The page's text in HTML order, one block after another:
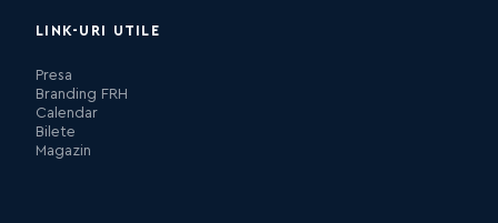
LINK-URI UTILE
Presa
Branding FRH
Calendar
Bilete
Magazin